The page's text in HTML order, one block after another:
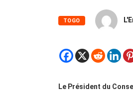
TOGO
Le Président du